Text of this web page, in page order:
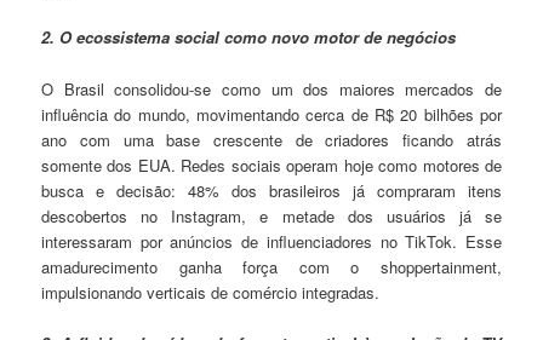
2. O ecossistema social como novo motor de negócios
O Brasil consolidou-se como um dos maiores mercados de
influência do mundo, movimentando cerca de R$ 20 bilhões por
ano com uma base crescente de criadores ficando atrás
somente dos EUA. Redes sociais operam hoje como motores de
busca e decisão: 48% dos brasileiros já compraram itens
descobertos no Instagram, e metade dos usuários já se
interessaram por anúncios de influenciadores no TikTok. Esse
amadurecimento ganha força com o shoppertainment,
impulsionando verticais de comércio integradas.